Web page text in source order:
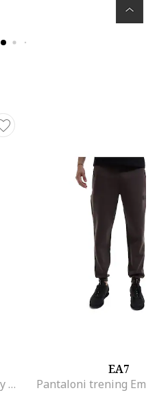
Hanorac EA7 Train Visibility M RN S 55405, Alb
EA7